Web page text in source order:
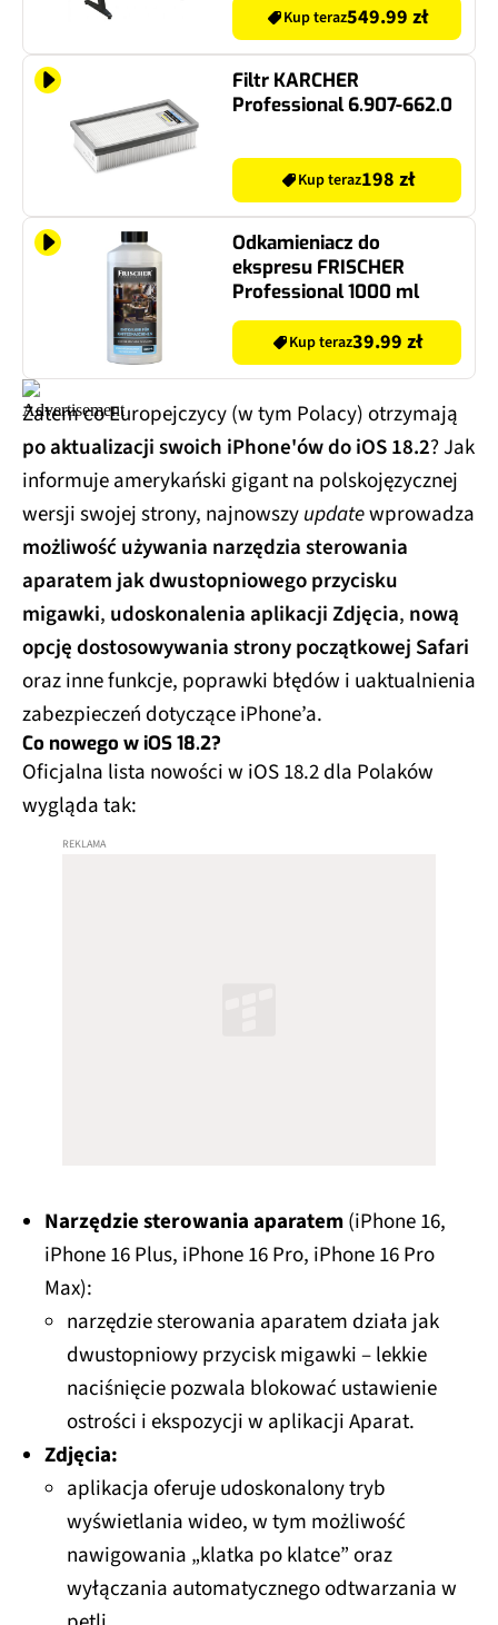
Kup teraz549.99 zł
Filtr KARCHER
Professional 6.907-662.0
Kup teraz198 zł
Odkamieniacz do
ekspresu FRISCHER
Professional 1000 ml
Kup teraz39.99 zł
Zatem co Europejczycy (w tym Polacy) otrzymają
po aktualizacji swoich iPhone'ów do iOS 18.2? Jak
informuje amerykański gigant na polskojęzycznej
wersji swojej strony, najnowszyupdatewprowadza
możliwość używania narzędzia sterowania
aparatem jak dwustopniowego przycisku
migawki, udoskonalenia aplikacji Zdjęcia, nową
opcję dostosowywania strony początkowej Safari
oraz inne funkcje, poprawki błędów i uaktualnienia
zabezpieczeń dotyczące iPhone’a.
Co nowego w iOS 18.2?
Oficjalna lista nowości w iOS 18.2 dla Polaków
wygląda tak:
Narzędzie sterowania aparatem(iPhone 16,
iPhone 16 Plus, iPhone 16 Pro, iPhone 16 Pro
Max):
narzędzie sterowania aparatem działa jak
dwustopniowy przycisk migawki – lekkie
naciśnięcie pozwala blokować ustawienie
ostrości i ekspozycji w aplikacji Aparat.
Zdjęcia:
aplikacja oferuje udoskonalony tryb
wyświetlania wideo, w tym możliwość
nawigowania „klatka po klatce” oraz
wyłączania automatycznego odtwarzania w